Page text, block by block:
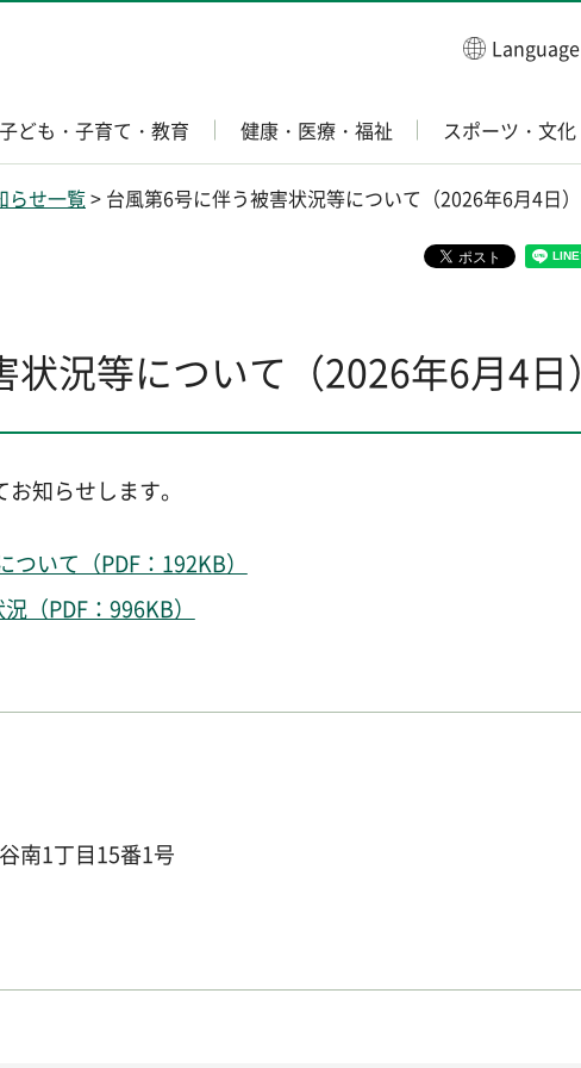
Language
子ども・子育て・教育 健康・医療・福祉 スポーツ・文化
らせ一覧> 台風第6号に伴う被害状況等について（2026年6月4日）
況等について（2026年6月4日）
知らせします。
いて（PDF：192KB）
（PDF：996KB）
南1丁目15番1号